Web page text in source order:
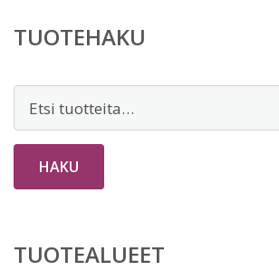
TUOTEHAKU
HAKU
TUOTEALUEET